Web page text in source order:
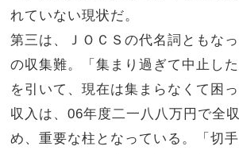
れていない現状だ。
第三は、ＪＯＣＳの代名詞ともな
の収集難。「集まり過ぎて中止し
を引いて、現在は集まらなくて困
収入は、06年度二一八八万円で全
め、重要な柱となっている。「切